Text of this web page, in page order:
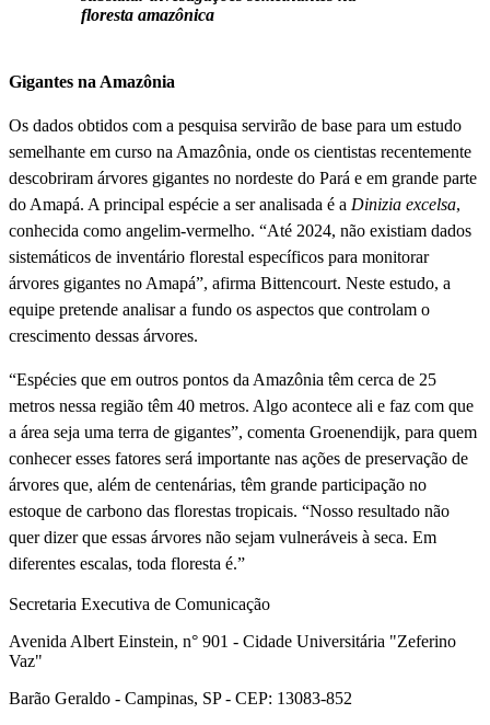
floresta amazônica
Gigantes na Amazônia
Os dados obtidos com a pesquisa servirão de base para um estudo
semelhante em curso na Amazônia, onde os cientistas recentemente
descobriram árvores gigantes no nordeste do Pará e em grande parte
do Amapá. A principal espécie a ser analisada é a Dinizia excelsa,
conhecida como angelim-vermelho. “Até 2024, não existiam dados
sistemáticos de inventário florestal específicos para monitorar
árvores gigantes no Amapá”, afirma Bittencourt. Neste estudo, a
equipe pretende analisar a fundo os aspectos que controlam o
crescimento dessas árvores.
“Espécies que em outros pontos da Amazônia têm cerca de 25
metros nessa região têm 40 metros. Algo acontece ali e faz com que
a área seja uma terra de gigantes”, comenta Groenendijk, para quem
conhecer esses fatores será importante nas ações de preservação de
árvores que, além de centenárias, têm grande participação no
estoque de carbono das florestas tropicais. “Nosso resultado não
quer dizer que essas árvores não sejam vulneráveis à seca. Em
diferentes escalas, toda floresta é.”
Secretaria Executiva de Comunicação
Avenida Albert Einstein, n° 901 - Cidade Universitária "Zeferino
Vaz"
Barão Geraldo - Campinas, SP - CEP: 13083-852